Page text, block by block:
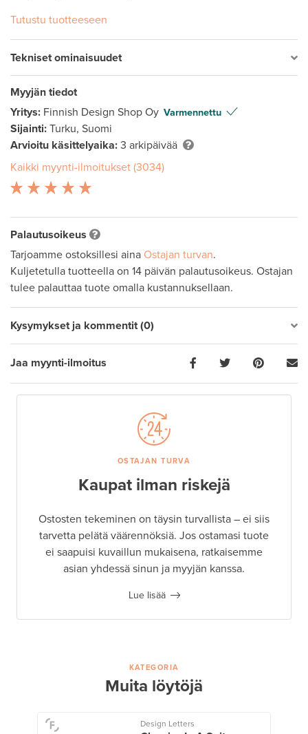
Tutustu tuotteeseen
Tekniset ominaisuudet
Myyjän tiedot
Yritys: Finnish Design Shop Oy Varmennettu
Sijainti: Turku, Suomi
Arvioitu käsittelyaika: 3 arkipäivää
Kaikki myynti-ilmoitukset (3034)
Palautusoikeus
Tarjoamme ostoksillesi aina Ostajan turvan.
Kuljetetulla tuotteella on 14 päivän palautusoikeus. Ostajan
tulee palauttaa tuote omalla kustannuksellaan.
Kysymykset ja kommentit (0)
Jaa myynti-ilmoitus
OSTAJAN TURVA
Kaupat ilman riskejä
Ostosten tekeminen on täysin turvallista – ei siis
tarvetta pelätä väärennöksiä. Jos ostamasi tuote
ei saapuisi kuvaillun mukaisena, ratkaisemme
asian yhdessä sinun ja myyjän kanssa.
Lue lisää
KATEGORIA
Muita löytöjä
Design Letters